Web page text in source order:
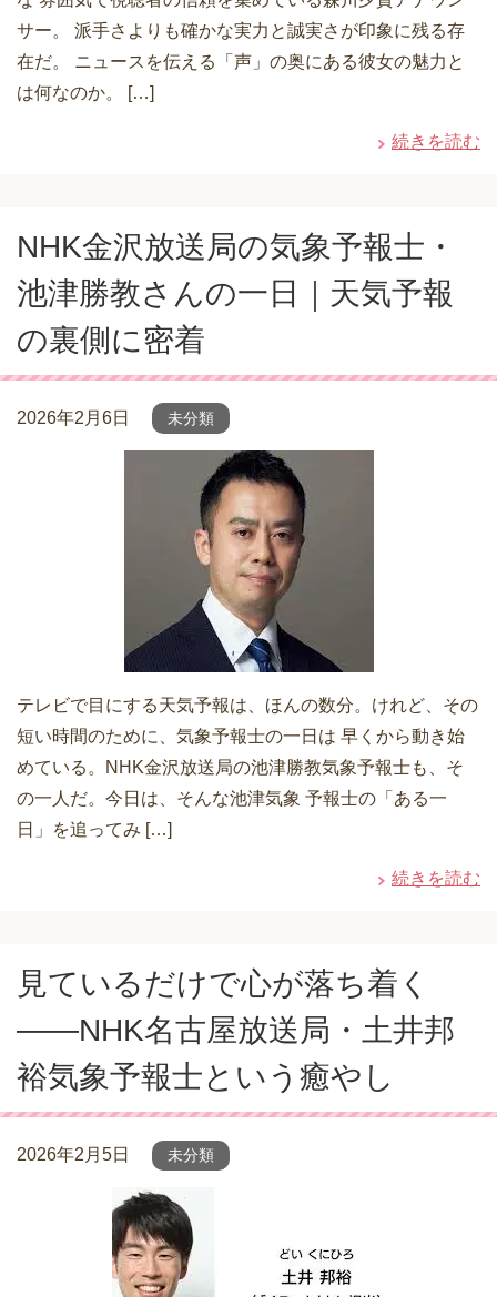
サー。 派手さよりも確かな実力と誠実さが印象に残る存
在だ。 ニュースを伝える「声」の奥にある彼女の魅力と
は何なのか。 […]
続きを読む
NHK金沢放送局の気象予報士・
池津勝教さんの一日｜天気予報
の裏側に密着
2026年2月6日 未分類
テレビで目にする天気予報は、ほんの数分。けれど、その
短い時間のために、気象予報士の一日は 早くから動き始
めている。NHK金沢放送局の池津勝教気象予報士も、そ
の一人だ。今日は、そんな池津気象 予報士の「ある一
日」を追ってみ […]
続きを読む
見ているだけで心が落ち着く
――NHK名古屋放送局・土井邦
裕気象予報士という癒やし
2026年2月5日 未分類